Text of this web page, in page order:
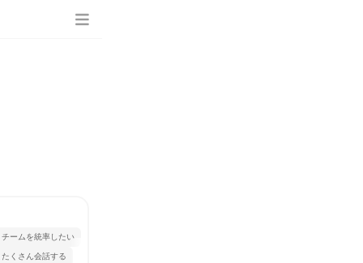
チームを統率したい
たくさん会話する